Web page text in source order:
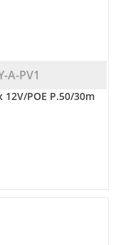
A-PV1
12V/POE P.50/30m